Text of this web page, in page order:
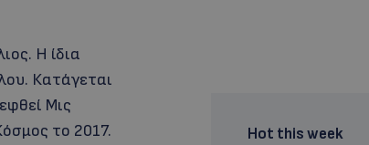
Η ίδια
Κατάγεται
Μις
το 2017.
Hot this week